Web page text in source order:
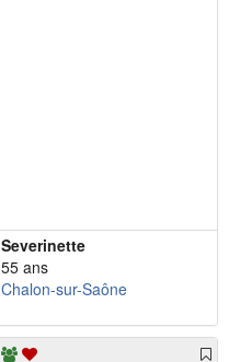
Severinette
55 ans
Chalon-sur-Saône